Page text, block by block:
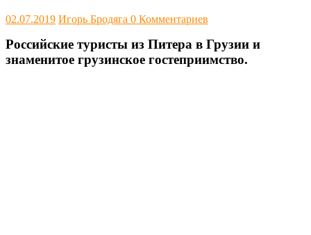
02.07.2019 Игорь Бродяга 0 Комментариев
Российские туристы из Питера в Грузии и
знаменитое грузинское гостеприимство.